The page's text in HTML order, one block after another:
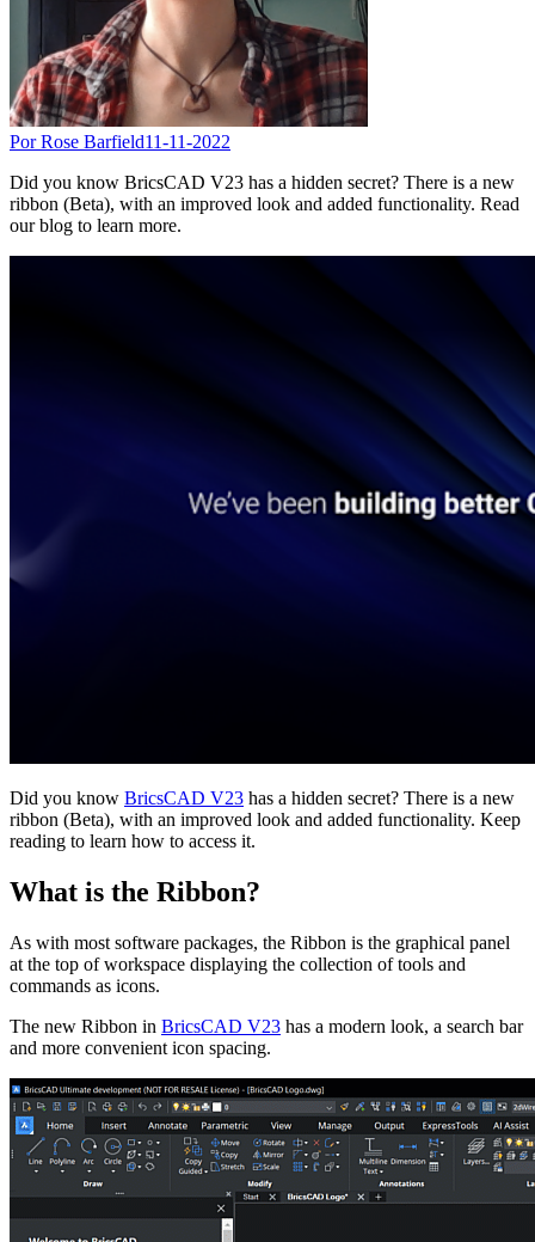
Por Rose Barfield11-11-2022
Did you know BricsCAD V23 has a hidden secret? There is a new
ribbon (Beta), with an improved look and added functionality. Read
our blog to learn more.
Did you know BricsCAD V23 has a hidden secret? There is a new
ribbon (Beta), with an improved look and added functionality. Keep
reading to learn how to access it.
What is the Ribbon?
As with most software packages, the Ribbon is the graphical panel
at the top of workspace displaying the collection of tools and
commands as icons.
The new Ribbon in BricsCAD V23 has a modern look, a search bar
and more convenient icon spacing.